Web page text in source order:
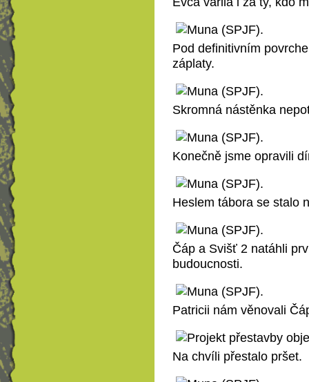
Pod definitivním
záplaty.
Skromná nástěnka
Konečně jsme opravili
Heslem tábora se stalo
Čáp a Svišť 2 natáhli
budoucnosti.
Patricii nám věnovali
Na chvíli přestalo pršet.